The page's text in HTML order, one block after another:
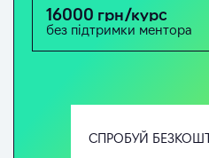
16000 грн/курс
без підтримки ментора
СПРОБУЙ